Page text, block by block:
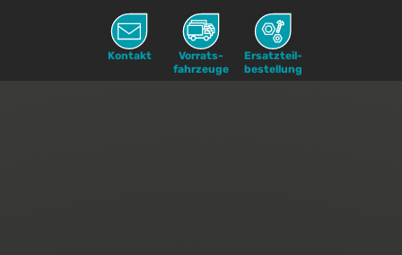
Kontakt
Vorrats-
fahrzeuge
Ersatzteil-
bestellung